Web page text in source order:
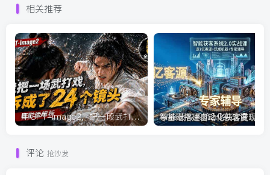
相关推荐
用GPT-Image2，把一段武打对决拆成24个连续镜头，从人物建立、动作衔接、运镜节奏，到情绪爆发
评论 抢沙发